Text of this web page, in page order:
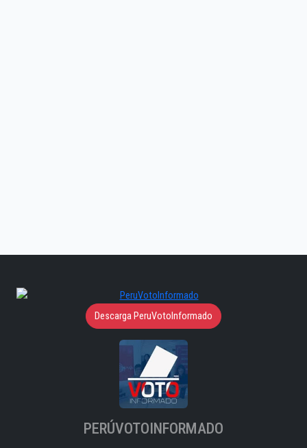
Descarga PeruVotoInformado
PERÚVOTOINFORMADO